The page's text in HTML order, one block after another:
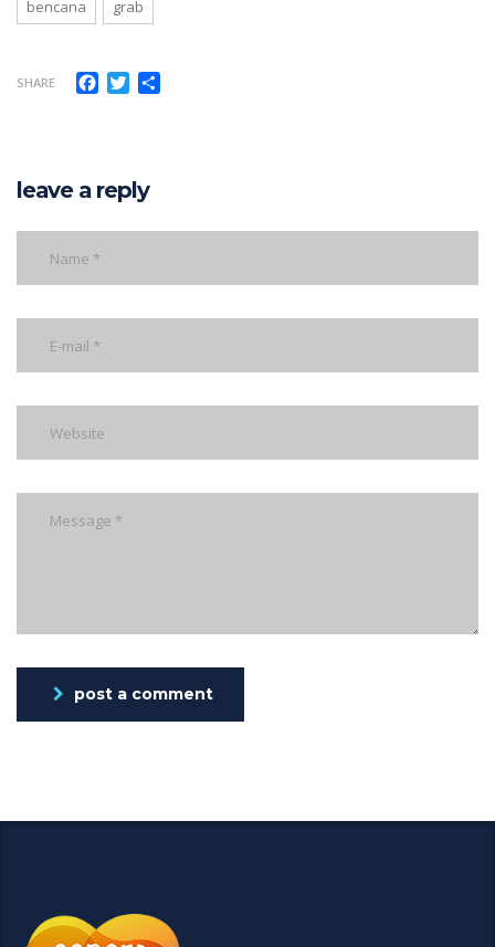
bencana grab
SHARE Facebook
Twitter
leave a reply
post a comment